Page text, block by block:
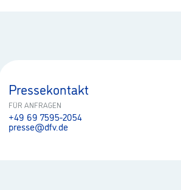
Pressekontakt
FÜR ANFRAGEN
+49 69 7595-2054
presse@dfv.de